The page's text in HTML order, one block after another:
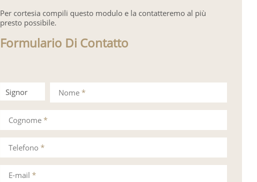
Per cortesia compili questo modulo e la contatteremo al più
presto possibile.
Formulario Di Contatto
Signor
Signora
Nome*
Telefono*
Cognome*
E-mail*